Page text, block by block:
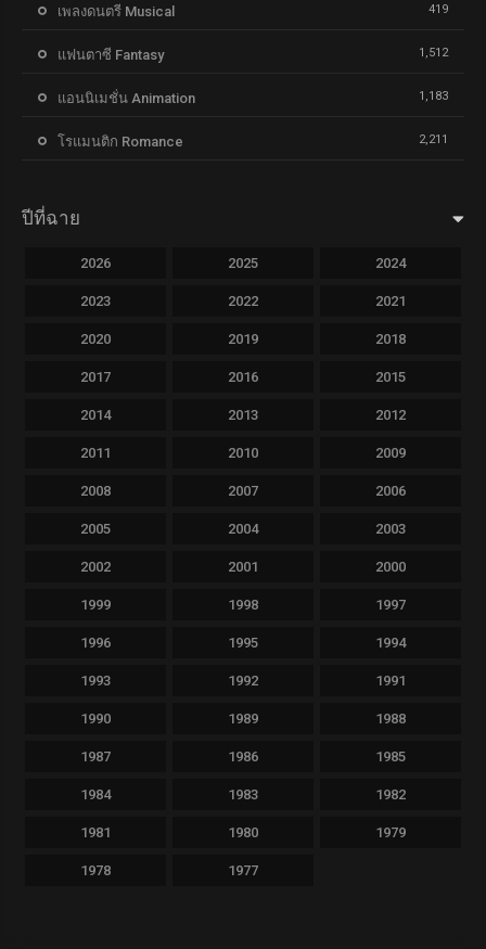
เพลงดนตรี Musical 419
แฟนตาซี Fantasy 1,512
แอนนิเมชั่น Animation 1,183
โรแมนติก Romance 2,211
ปีที่ฉาย
2026 2025 2024
2023 2022 2021
2020 2019 2018
2017 2016 2015
2014 2013 2012
2011 2010 2009
2008 2007 2006
2005 2004 2003
2002 2001 2000
1999 1998 1997
1996 1995 1994
1993 1992 1991
1990 1989 1988
1987 1986 1985
1984 1983 1982
1981 1980 1979
1978 1977